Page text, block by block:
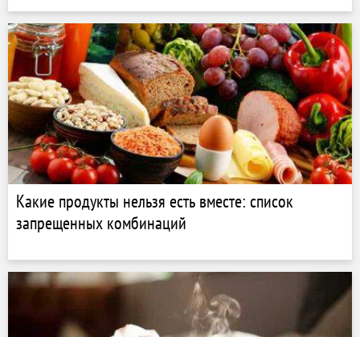
Какие продукты нельзя есть вместе: список
запрещенных комбинаций